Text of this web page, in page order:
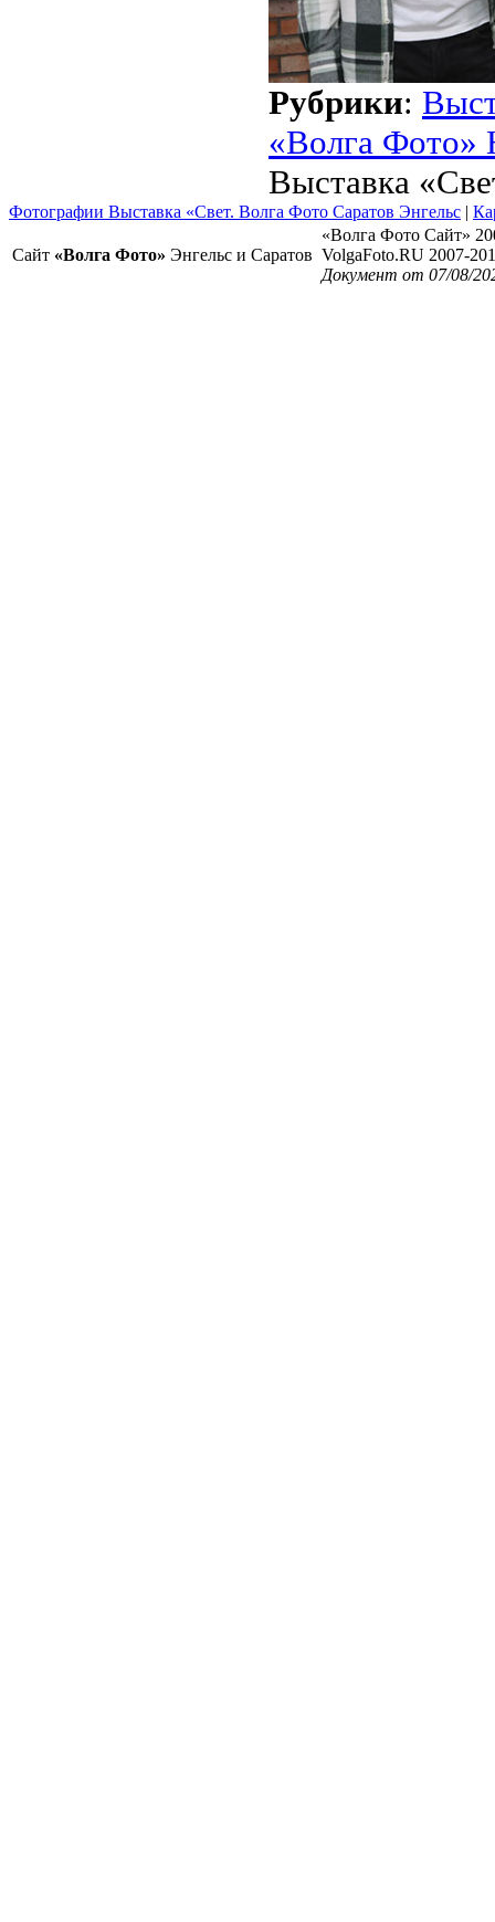
Рубрики:
«Волга Фото»
Выставка
Фотографии Выставка «Свет. Волга Фото Саратов Энгельс |
Сайт «Волга Фото» Энгельс и Саратов
«Волга Фото Сайт»
VolgaFoto.RU 2007-
Документ от 07/08/